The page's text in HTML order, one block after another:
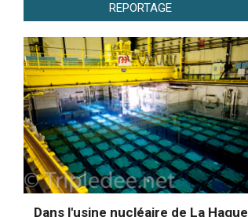
REPORTAGE
Dans l'usine nucléaire de La Hague